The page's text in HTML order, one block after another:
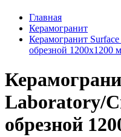
Главная
Керамогранит
Керамогранит
обрезной 1200х1200
Laboratory/
обрезной